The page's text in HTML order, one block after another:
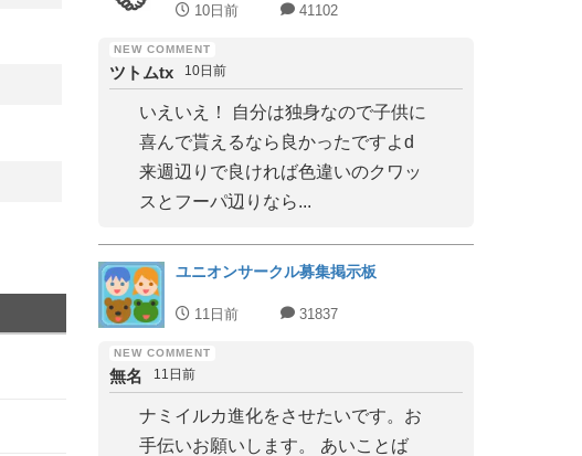
10日前 41102
ツトムtx 10日前
いえいえ！ 自分は独身なので子供に
喜んで貰えるなら良かったですよd
来週辺りで良ければ色違いのクワッ
スとフーパ辺りなら...
ユニオンサークル募集掲示板
11日前 31837
無名 11日前
ナミイルカ進化をさせたいです。お
手伝いお願いします。 あいことば